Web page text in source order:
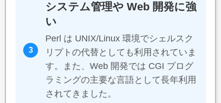
3
システム管理や Web 開発に強
い
Perl は UNIX/Linux 環境でシェルスク
リプトの代替としても利用されていま
す。また、Web 開発では CGI プログ
ラミングの主要な言語として長年利用
されてきました。